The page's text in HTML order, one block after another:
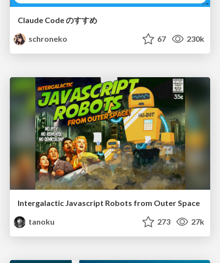
Claude Code のすすめ
schroneko
67 230k
Intergalactic Javascript Robots from Outer Space
tanoku
273 27k